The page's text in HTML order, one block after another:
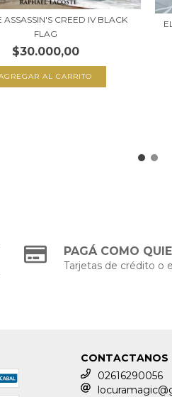
ASSASSIN'S CREED IV BLACK
FLAG
$30.000,00
PAGÁ COMO
Tarjetas de crédito o
CONTACTANOS
02616290056